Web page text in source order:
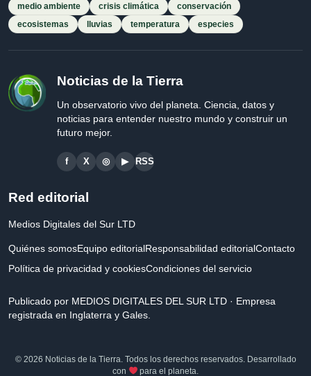
medio ambiente
crisis climática
conservación
ecosistemas
lluvias temperatura especies
Noticias de la Tierra
Un observatorio vivo del planeta. Ciencia, datos y
noticias para entender nuestro mundo y construir un
futuro mejor.
f X ◎ ▶ RSS
Red editorial
Medios Digitales del Sur LTD
Quiénes somosEquipo editorialResponsabilidad editorialContacto
Política de privacidad y cookiesCondiciones del servicio
Publicado por MEDIOS DIGITALES DEL SUR LTD · Empresa
registrada en Inglaterra y Gales.
© 2026 Noticias de la Tierra. Todos los derechos reservados. Desarrollado
con
para el planeta.